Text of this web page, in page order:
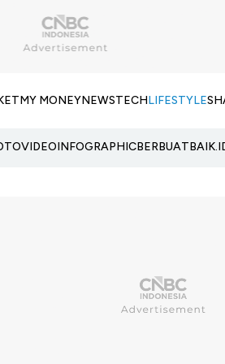
MY MONEYNEWSTECHLIFESTYLE
VIDEOINFOGRAPHIC